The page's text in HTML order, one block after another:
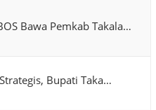
Bawa Pemkab Takala…
Bupati Taka…